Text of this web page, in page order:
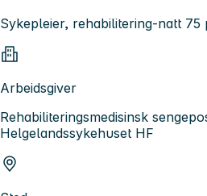
Sykepleier, rehabilitering-natt 75
Arbeidsgiver
Rehabiliteringsmedisinsk
Helgelandssykehuset HF